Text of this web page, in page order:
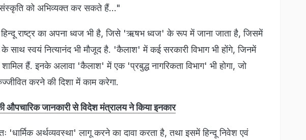
को अभिव्यक्त कर सकते हैं..."
राष्ट्र का अपना ध्वज भी है, जिसे 'ऋषभ ध्वज' के रूप में जाना जाता है, जिसमें
साथ स्वयं नित्यानंद भी मौजूद है. 'कैलाश' में कई सरकारी विभाग भी होंगे, जिनमें
शामिल हैं. इनके अलावा 'कैलाश' में एक 'प्रबुद्ध नागरिकता विभाग' भी होगा, जो
करने की दिशा में काम करेगा.
औपचारिक जानकारी से विदेश मंत्रालय ने किया इनकार
अर्थव्यवस्था' लागू करने का दावा करता है, तथा इसमें हिन्दू निवेश एवं